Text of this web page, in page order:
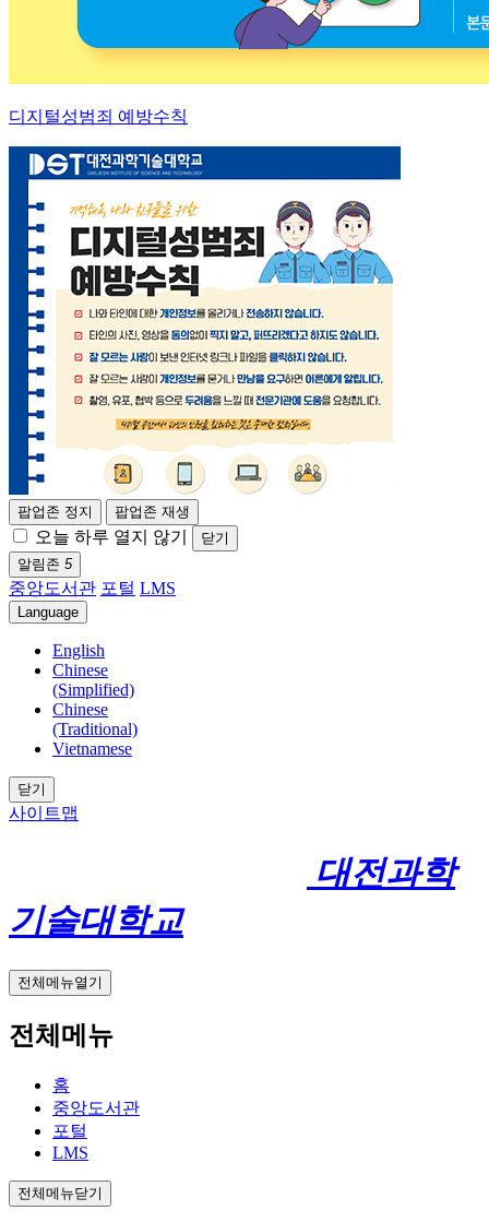
디지털성범죄 예방수칙
팝업존 정지 팝업존 재생
오늘 하루 열지 않기
닫기
알림존 5
중앙도서관 포털 LMS
Language
English
Chinese
(Simplified)
Chinese
(Traditional)
Vietnamese
닫기
사이트맵
대전과학
기술대학교
전체메뉴열기
전체메뉴
홈
중앙도서관
포털
LMS
전체메뉴닫기